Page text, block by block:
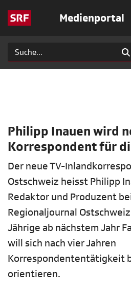
Medienportal
Philipp Inauen wird
Korrespondent für
Der neue TV-
Ostschweiz heisst Philipp
Redaktor und Produzent
Regionaljournal
Jährige ab nächstem Jahr
will sich nach vier Jahren
Korrespondententätigkeit
orientieren.